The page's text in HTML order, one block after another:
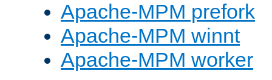
Apache-MPM prefork
Apache-MPM winnt
Apache-MPM worker